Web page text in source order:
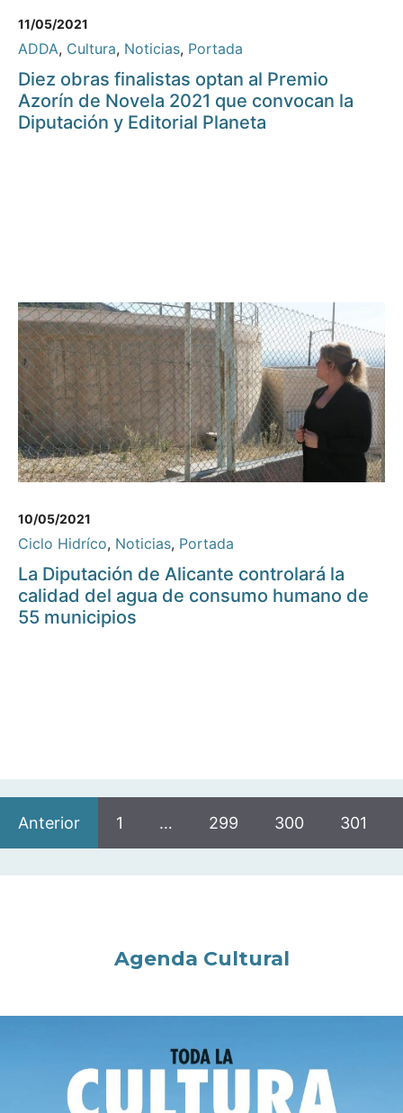
11/05/2021
ADDA, Cultura, Noticias, Portada
Diez obras finalistas optan al Premio
Azorín de Novela 2021 que convocan la
Diputación y Editorial Planeta
10/05/2021
Ciclo Hidríco, Noticias, Portada
La Diputación de Alicante controlará la
calidad del agua de consumo humano de
55 municipios
Anterior 1 … 299 300 301
Agenda Cultural